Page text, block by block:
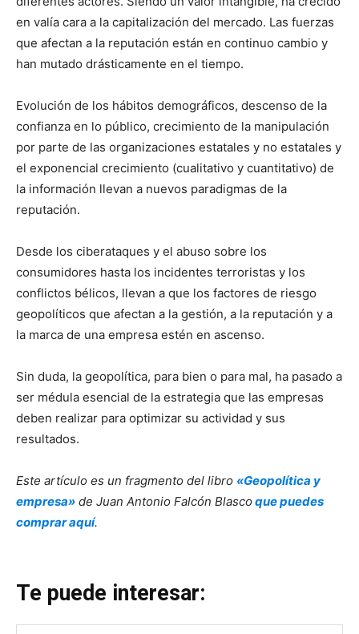
en valía cara a la capitalización del mercado. Las fuerzas
que afectan a la reputación están en continuo cambio y
han mutado drásticamente en el tiempo.
Evolución de los hábitos demográficos, descenso de la
confianza en lo público, crecimiento de la manipulación
por parte de las organizaciones estatales y no estatales y
el exponencial crecimiento (cualitativo y cuantitativo) de
la información llevan a nuevos paradigmas de la
reputación.
Desde los ciberataques y el abuso sobre los
consumidores hasta los incidentes terroristas y los
conflictos bélicos, llevan a que los factores de riesgo
geopolíticos que afectan a la gestión, a la reputación y a
la marca de una empresa estén en ascenso.
Sin duda, la geopolítica, para bien o para mal, ha pasado a
ser médula esencial de la estrategia que las empresas
deben realizar para optimizar su actividad y sus
resultados.
Este artículo es un fragmento del libro «Geopolítica y
empresa» de Juan Antonio Falcón Blascoque puedes
comprar aquí.
Te puede interesar: